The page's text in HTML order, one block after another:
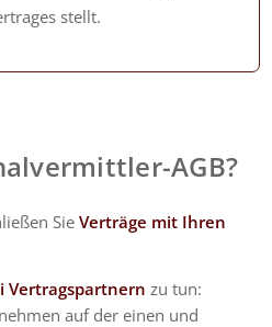
stellt.
AGB?
SieVerträge mit Ihren
Vertragspartnern zu tun:
auf der einen und